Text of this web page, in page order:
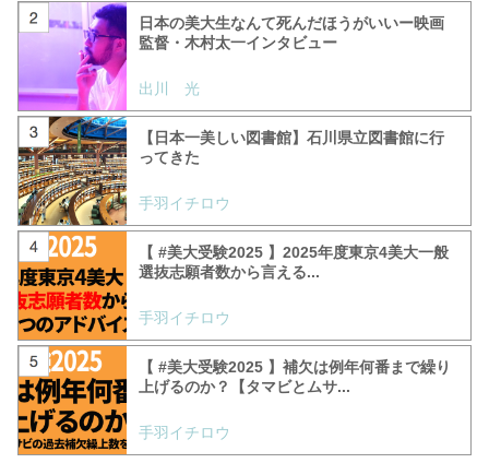
日本の美大生なんて死んだほうがいいー映画
監督・木村太一インタビュー
出川 光
【日本一美しい図書館】石川県立図書館に行
ってきた
手羽イチロウ
【 #美大受験2025 】2025年度東京4美大一般
選抜志願者数から言える...
手羽イチロウ
【 #美大受験2025 】補欠は例年何番まで繰り
上げるのか？【タマビとムサ...
手羽イチロウ